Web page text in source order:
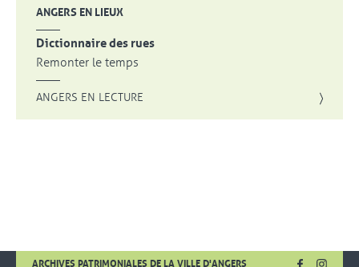
ANGERS EN LIEUX
Dictionnaire des rues
Remonter le temps
ANGERS EN LECTURE
ARCHIVES PATRIMONIALES DE LA VILLE D'ANGERS FACEBOOK
, OUVRE
,